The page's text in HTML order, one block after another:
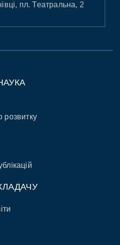
пл. Театральна, 2
розвитку